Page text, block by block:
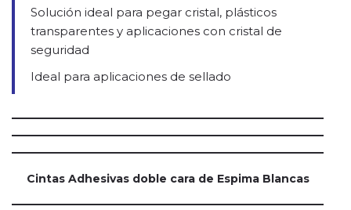
Solución ideal para pegar cristal, plásticos
transparentes y aplicaciones con cristal de
seguridad
Ideal para aplicaciones de sellado
Cintas Adhesivas doble cara de Espima Blancas